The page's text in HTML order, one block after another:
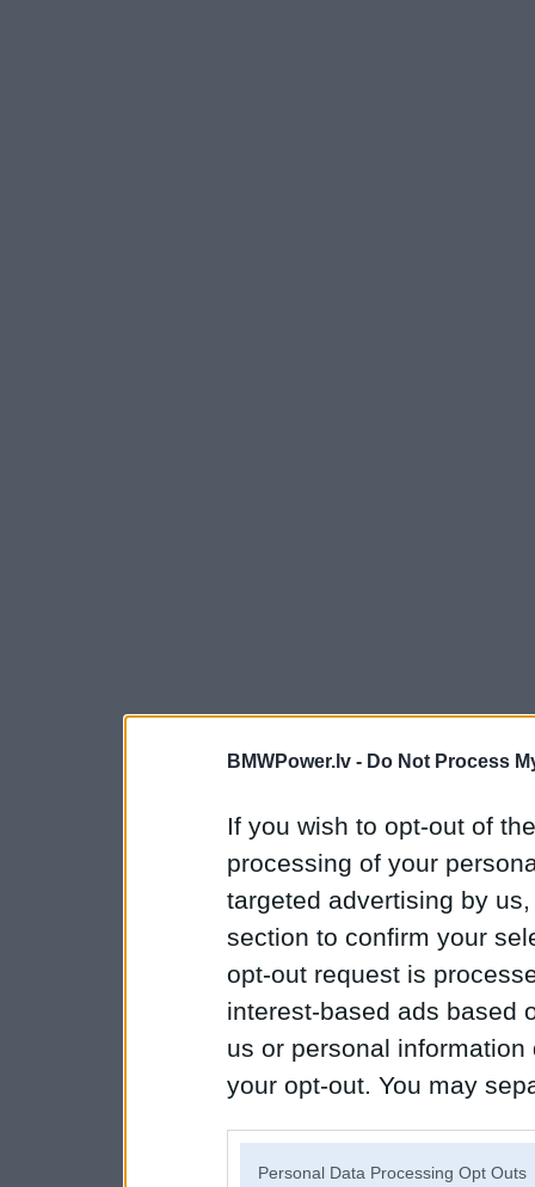
BMWPower.lv - Do Not Process
If you wish to opt-out of
processing of your
targeted advertising by
section to confirm your
opt-out request is
interest-based ads based
us or personal
your opt-out. You may
Personal Data Processing Opt Outs